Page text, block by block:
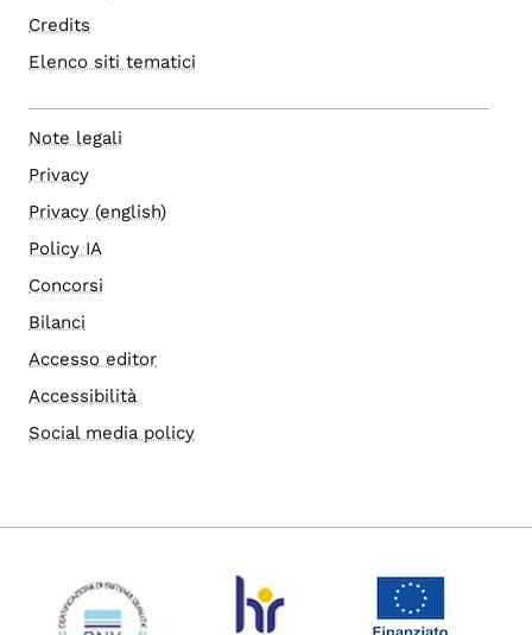
Credits
Elenco siti tematici
Note legali
Privacy
Privacy (english)
Policy IA
Concorsi
Bilanci
Accesso editor
Accessibilità
Social media policy